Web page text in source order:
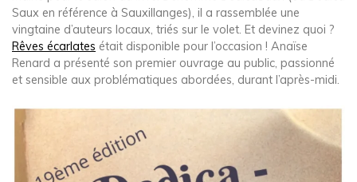
Saux en référence à Sauxillanges), il a rassemblée une
vingtaine d’auteurs locaux, triés sur le volet. Et devinez quoi ?
Rêves écarlates était disponible pour l’occasion ! Anaïse
Renard a présenté son premier ouvrage au public, passionné
et sensible aux problématiques abordées, durant l’après-midi.